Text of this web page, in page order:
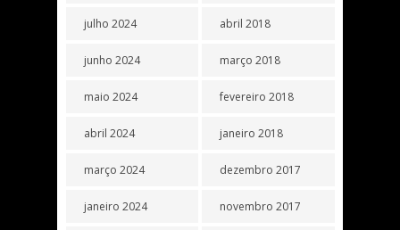
julho 2024
junho 2024
maio 2024
abril 2024
março 2024
janeiro 2024
abril 2018
março 2018
fevereiro 2018
janeiro 2018
dezembro 2017
novembro 2017